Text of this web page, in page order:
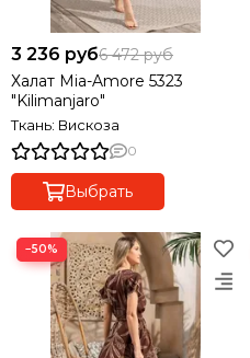
3 236 руб6 472 руб
Халат Mia-Amore 5323
"Kilimanjaro"
Ткань: Вискоза
0
Выбрать
−50%